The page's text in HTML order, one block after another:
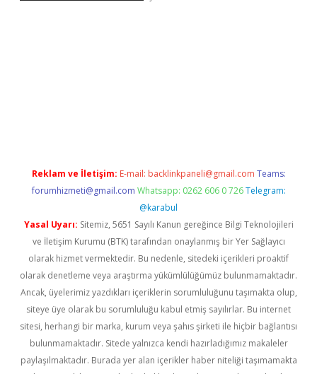
Reklam ve İletişim: E-mail: backlinkpaneli@gmail.com Teams:
forumhizmeti@gmail.com Whatsapp: 0262 606 0 726 Telegram:
@karabul
Yasal Uyarı: Sitemiz, 5651 Sayılı Kanun gereğince Bilgi Teknolojileri
ve İletişim Kurumu (BTK) tarafından onaylanmış bir Yer Sağlayıcı
olarak hizmet vermektedir. Bu nedenle, sitedeki içerikleri proaktif
olarak denetleme veya araştırma yükümlülüğümüz bulunmamaktadır.
Ancak, üyelerimiz yazdıkları içeriklerin sorumluluğunu taşımakta olup,
siteye üye olarak bu sorumluluğu kabul etmiş sayılırlar. Bu internet
sitesi, herhangi bir marka, kurum veya şahıs şirketi ile hiçbir bağlantısı
bulunmamaktadır. Sitede yalnızca kendi hazırladığımız makaleler
paylaşılmaktadır. Burada yer alan içerikler haber niteliği taşımamakta